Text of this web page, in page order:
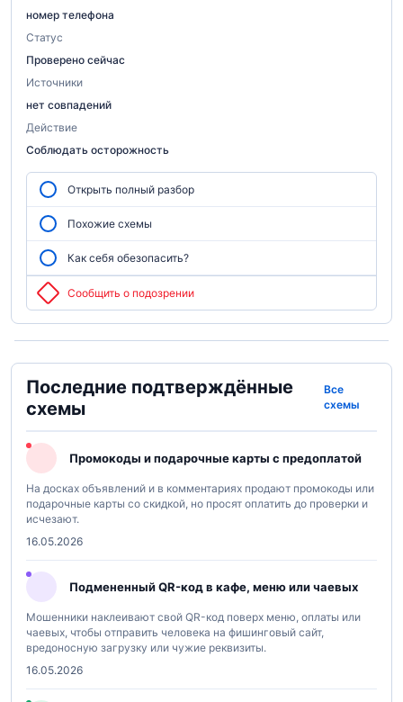
номер телефона
Статус
Проверено сейчас
Источники
нет совпадений
Действие
Соблюдать осторожность
Открыть полный разбор
Похожие схемы
Как себя обезопасить?
Сообщить о подозрении
Последние подтверждённые
схемы
Все
схемы
Промокоды и подарочные карты с предоплатой
На досках объявлений и в комментариях продают промокоды или
подарочные карты со скидкой, но просят оплатить до проверки и
исчезают.
16.05.2026
Подмененный QR-код в кафе, меню или чаевых
Мошенники наклеивают свой QR-код поверх меню, оплаты или
чаевых, чтобы отправить человека на фишинговый сайт,
вредоносную загрузку или чужие реквизиты.
16.05.2026